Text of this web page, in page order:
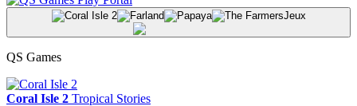
Jeux
QS Games
Coral Isle 2 Tropical Stories